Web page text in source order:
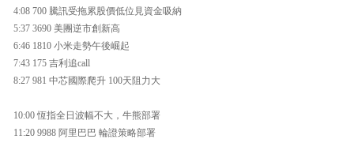
4:08 700 騰訊受拖累股價低位見資金吸納
5:37 3690 美團逆市創新高
6:46 1810 小米走勢午後崛起
7:43 175 吉利追call
8:27 981 中芯國際爬升 100天阻力大
10:00 恆指全日波幅不大，牛熊部署
11:20 9988 阿里巴巴 輪證策略部署